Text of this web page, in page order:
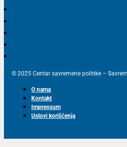
© 2025 Centar savremene politike –
O nama
Kontakt
Impressum
Uslovi korišćenja